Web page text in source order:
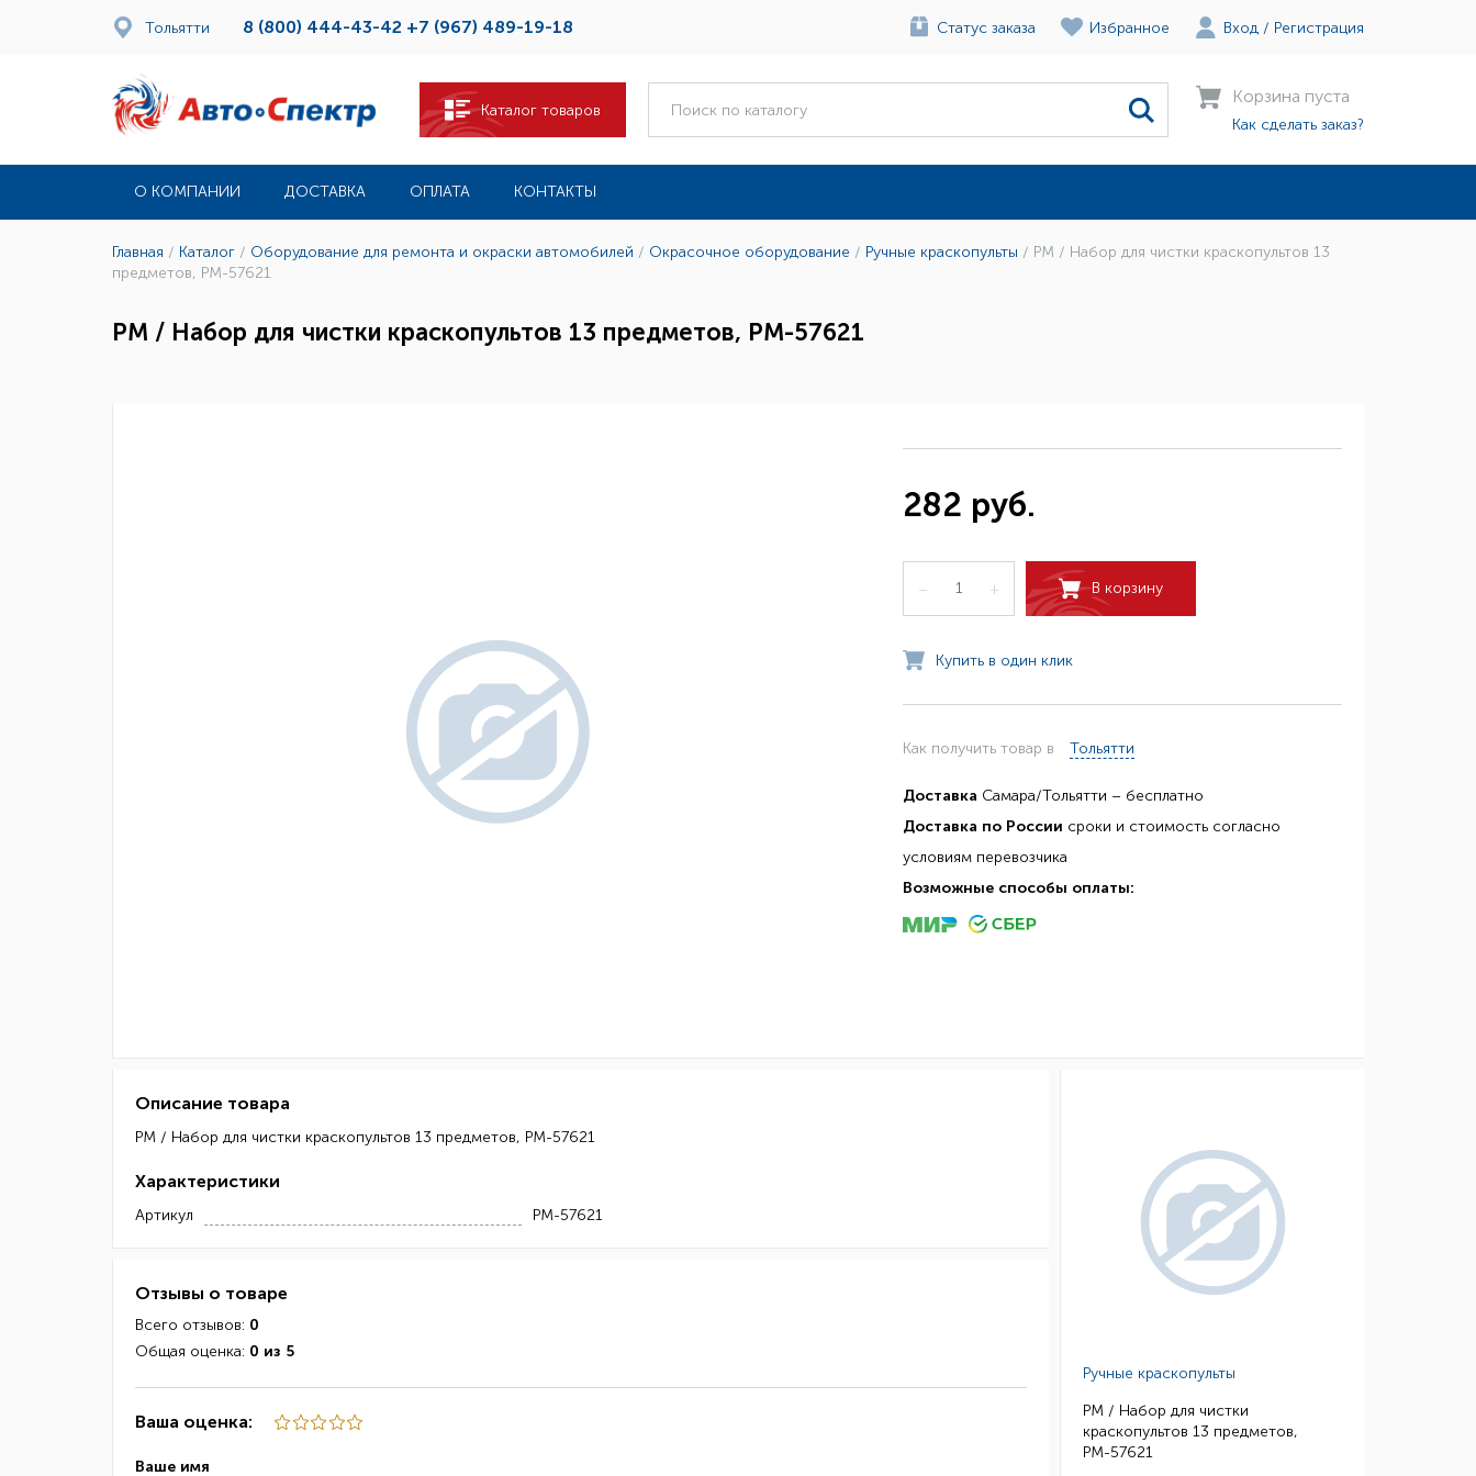
Тольятти 8 (800) 444-43-42 +7 (967) 489-19-18 Статус заказа Избранное Вход / Регистрация
Каталог товаров
Корзина пуста
Как сделать заказ?
О КОМПАНИИ ДОСТАВКА ОПЛАТА КОНТАКТЫ
Главная / Каталог / Оборудование для ремонта и окраски автомобилей / Окрасочное оборудование / Ручные краскопульты / РМ / Набор для чистки краскопультов 13
предметов, РМ-57621
РМ / Набор для чистки краскопультов 13 предметов, РМ-57621
282 руб.
– + В корзину
Купить в один клик
Как получить товар в Тольятти
Доставка Самара/Тольятти – бесплатно
Доставка по России сроки и стоимость согласно
условиям перевозчика
Возможные способы оплаты:
Описание товара
РМ / Набор для чистки краскопультов 13 предметов, РМ-57621
Характеристики
Артикул РМ-57621
Отзывы о товаре
Всего отзывов: 0
Общая оценка: 0 из 5
Ваша оценка:
Ваше имя
Ручные краскопульты
РМ / Набор для чистки
краскопультов 13 предметов,
РМ-57621